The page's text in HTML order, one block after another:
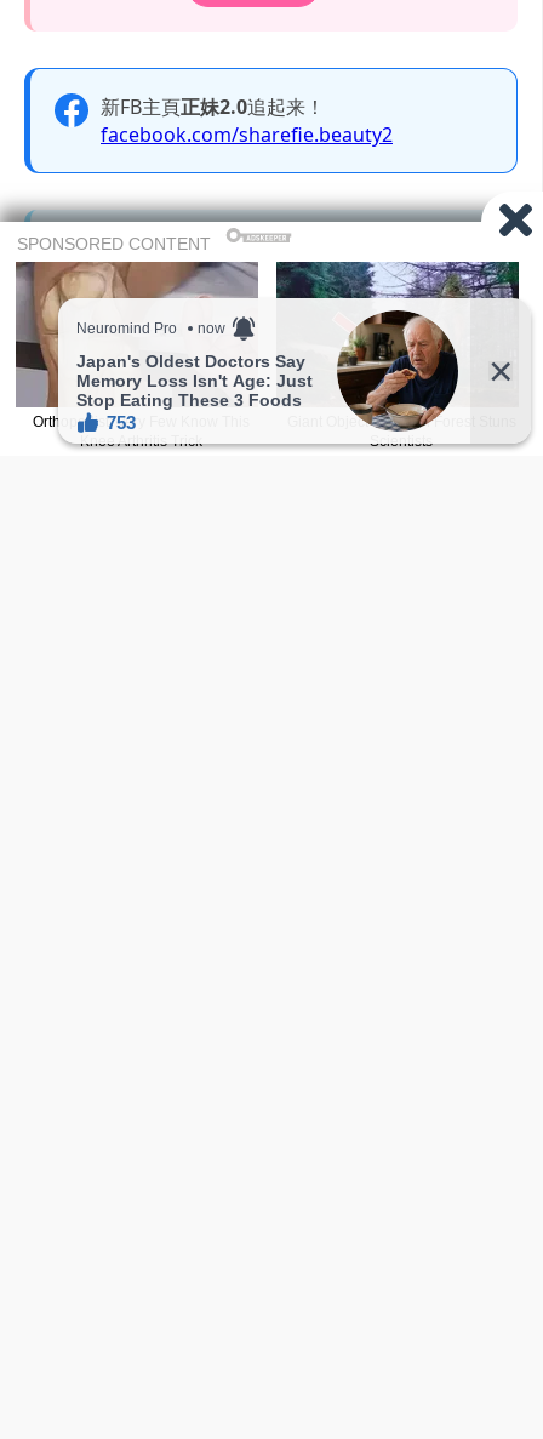
新FB主頁正妹2.0追起来！
facebook.com/sharefie.beauty2
Telegram 频道追起来！
大尺度美图只有在Telegram才会出现喔，赶快
加入Telegram 频道吧。t.me/sharefiebeauty
本网站文章内容若非註明皆由自家编辑撰写，如欲转载，
請附上文章连结并注明出处。